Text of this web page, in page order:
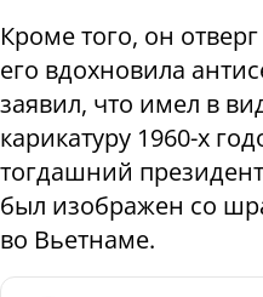
Кроме того, он
его вдохновила
заявил, что имел в
карикатуру 1960-х
тогдашний
был изображен со
во Вьетнаме.